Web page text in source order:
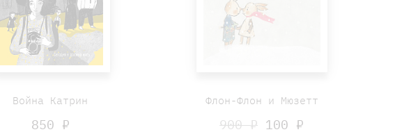
Война Катрин
850 ₽
Флон-Флон и Мюзетт
900 ₽ 100 ₽